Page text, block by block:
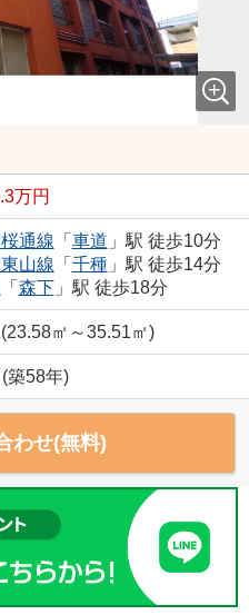
万円
通線 「 車道 」駅 徒歩10分
山線 「 千種」駅 徒歩14分
「 森下」駅 徒歩18分
㎡～35.51㎡)
築58年)
わせ(無料)